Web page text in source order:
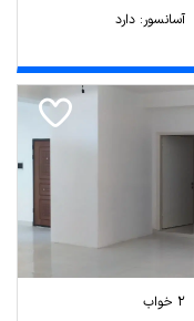
آسانسور: دارد
2 خواب